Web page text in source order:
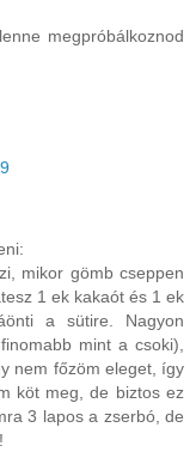
megpróbálkoznod
mikor gömb cseppen
1 ek kakaót és 1 ek
a sütire. Nagyon
mint a csoki),
nem főzöm eleget, így
köt meg, de biztos ez
3 lapos a zserbó, de